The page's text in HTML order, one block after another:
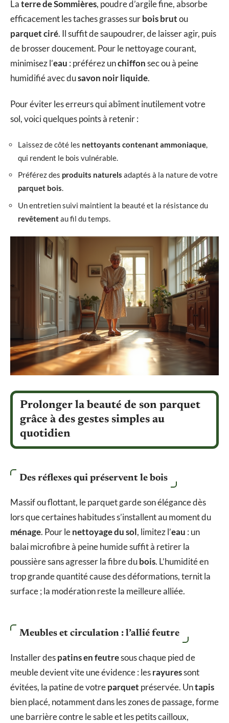
Laterre de Sommières, poudre d’argile fine, absorbe
efficacement les taches grasses surbois brutou
parquet ciré. Il suffit de saupoudrer, de laisser agir, puis
de brosser doucement. Pour le nettoyage courant,
minimisez l’eau : préférez unchiffonsec ou à peine
humidifié avec dusavon noir liquide.
Pour éviter les erreurs qui abîment inutilement votre
sol, voici quelques points à retenir :
Laissez de côté les nettoyants contenant ammoniaque,
qui rendent le bois vulnérable.
Préférez des produits naturels adaptés à la nature de votre
parquet bois.
Un entretien suivi maintient la beauté et la résistance du
revêtementau fil du temps.
Prolonger la beauté de son parquet
grâce à des gestes simples au
quotidien
Des réflexes qui préservent le bois
Massif ou flottant, le parquet garde son élégance dès
lors que certaines habitudes s’installent au moment du
ménage. Pour lenettoyage du sol, limitez l’eau : un
balai microfibre à peine humide suffit à retirer la
poussière sans agresser la fibre dubois. L’humidité en
trop grande quantité cause des déformations, ternit la
surface ; la modération reste la meilleure alliée.
Meubles et circulation : l’allié feutre
Installer despatins en feutresous chaque pied de
meuble devient vite une évidence : lesrayuressont
évitées, la patine de votreparquet préservée. Untapis
bien placé, notamment dans les zones de passage, forme
une barrière contre le sable et les petits cailloux,